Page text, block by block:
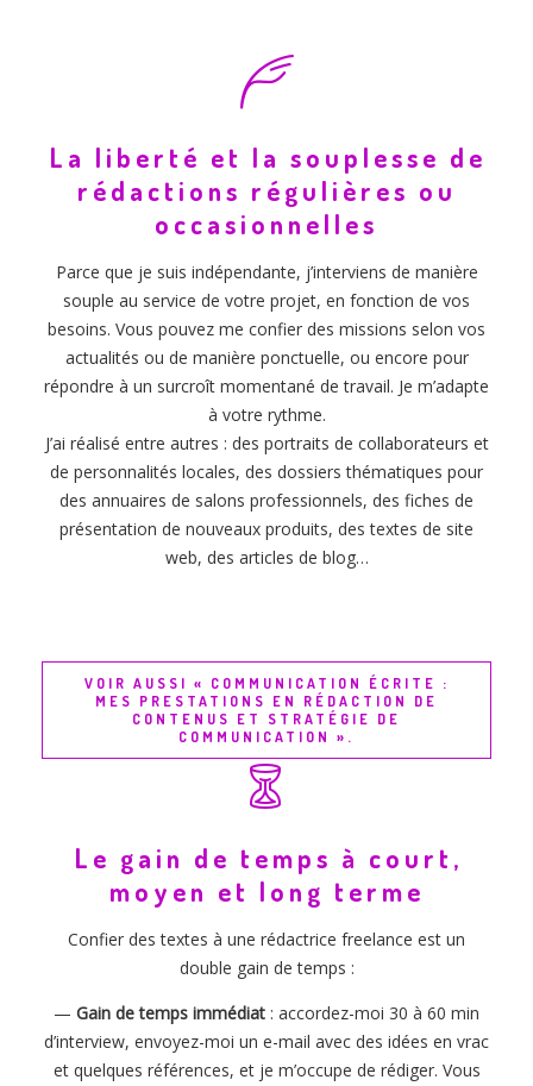
La liberté et la souplesse de
rédactions régulières ou
occasionnelles
Parce que je suis indépendante, j’interviens de manière
souple au service de votre projet, en fonction de vos
besoins. Vous pouvez me confier des missions selon vos
actualités ou de manière ponctuelle, ou encore pour
répondre à un surcroît momentané de travail. Je m’adapte
à votre rythme.
J’ai réalisé entre autres : des portraits de collaborateurs et
de personnalités locales, des dossiers thématiques pour
des annuaires de salons professionnels, des fiches de
présentation de nouveaux produits, des textes de site
web, des articles de blog…
VOIR AUSSI « COMMUNICATION ÉCRITE :
MES PRESTATIONS EN RÉDACTION DE
CONTENUS ET STRATÉGIE DE
COMMUNICATION ».
Le gain de temps à court,
moyen et long terme
Confier des textes à une rédactrice freelance est un
double gain de temps :
— Gain de temps immédiat : accordez-moi 30 à 60 min
d’interview, envoyez-moi un e-mail avec des idées en vrac
et quelques références, et je m’occupe de rédiger. Vous